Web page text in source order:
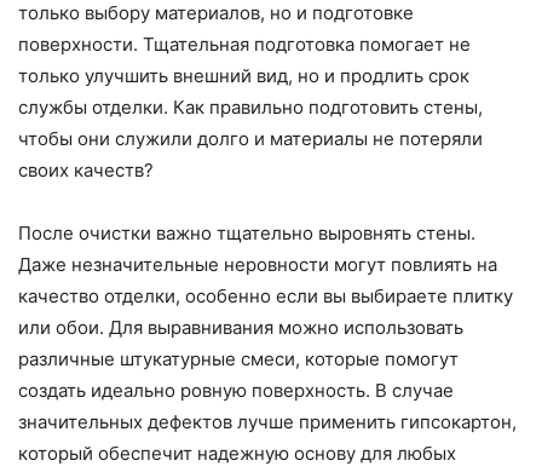
только выбору материалов, но и подготовке
поверхности. Тщательная подготовка помогает не
только улучшить внешний вид, но и продлить срок
службы отделки. Как правильно подготовить стены,
чтобы они служили долго и материалы не потеряли
своих качеств?
После очистки важно тщательно выровнять стены.
Даже незначительные неровности могут повлиять на
качество отделки, особенно если вы выбираете плитку
или обои. Для выравнивания можно использовать
различные штукатурные смеси, которые помогут
создать идеально ровную поверхность. В случае
значительных дефектов лучше применить гипсокартон,
который обеспечит надежную основу для любых